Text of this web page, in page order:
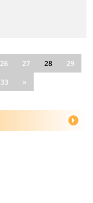
26 27 28
29
33 »